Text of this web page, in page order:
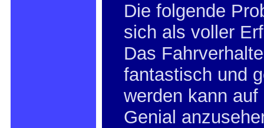
Die folgende
sich als voller
Das
fantastisch und
werden kann
Genial